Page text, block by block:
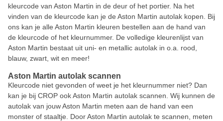
kleurcode van Aston Martin in de deur of het portier. Na het
vinden van de kleurcode kan je de Aston Martin autolak kopen. Bij
ons kan je alle Aston Martin kleuren bestellen aan de hand van
de kleurcode of het kleurnummer. De volledige kleurenlijst van
Aston Martin bestaat uit uni- en metallic autolak in o.a. rood,
blauw, zwart, wit en meer!
Aston Martin autolak scannen
Kleurcode niet gevonden of weet je het kleurnummer niet? Dan
kan je bij CROP ook Aston Martin autolak scannen. Wij kunnen de
autolak van jouw Aston Martin meten aan de hand van een
monster of staaltje. Door Aston Martin autolak te scannen, meten